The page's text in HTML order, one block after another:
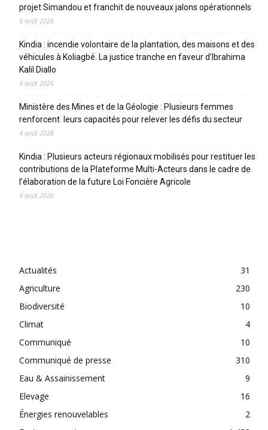
projet Simandou et franchit de nouveaux jalons opérationnels
6 août 2026
Kindia : incendie volontaire de la plantation, des maisons et des
véhicules à Koliagbé. La justice tranche en faveur d’Ibrahima
Kalil Diallo
4 août 2026
Ministère des Mines et de la Géologie : Plusieurs femmes
renforcent leurs capacités pour relever les défis du secteur
4 août 2026
Kindia : Plusieurs acteurs régionaux mobilisés pour restituer les
contributions de la Plateforme Multi-Acteurs dans le cadre de
l’élaboration de la future Loi Foncière Agricole
4 août 2026
Actualités
31
Agriculture
230
Biodiversité
10
Climat
4
Communiqué
10
Communiqué de presse
310
Eau & Assainissement
9
Elevage
16
Énergies renouvelables
2